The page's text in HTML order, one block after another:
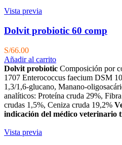
Vista previa
Dolvit probiotic 60 comp
S/66.00
Añadir al carrito
Dolvit probiotic Composición por
1707 Enterococcus faecium DSM
1,3/1,6-glucano, Manano-
analíticos: Proteína cruda 29%,
crudas 1,5%, Ceniza cruda 19,2%
indicación del médico veterinario
Vista previa